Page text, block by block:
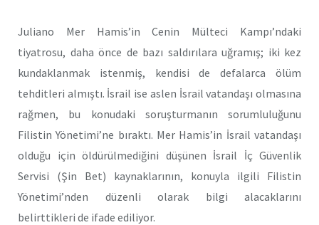
Juliano Mer Hamis’in Cenin Mülteci Kampı’ndaki
tiyatrosu, daha önce de bazı saldırılara uğramış; iki kez
kundaklanmak istenmiş, kendisi de defalarca ölüm
tehditleri almıştı. İsrail ise aslen İsrail vatandaşı olmasına
rağmen, bu konudaki soruşturmanın sorumluluğunu
Filistin Yönetimi’ne bıraktı. Mer Hamis’in İsrail vatandaşı
olduğu için öldürülmediğini düşünen İsrail İç Güvenlik
Servisi (Şin Bet) kaynaklarının, konuyla ilgili Filistin
Yönetimi’nden düzenli olarak bilgi alacaklarını
belirttikleri de ifade ediliyor.